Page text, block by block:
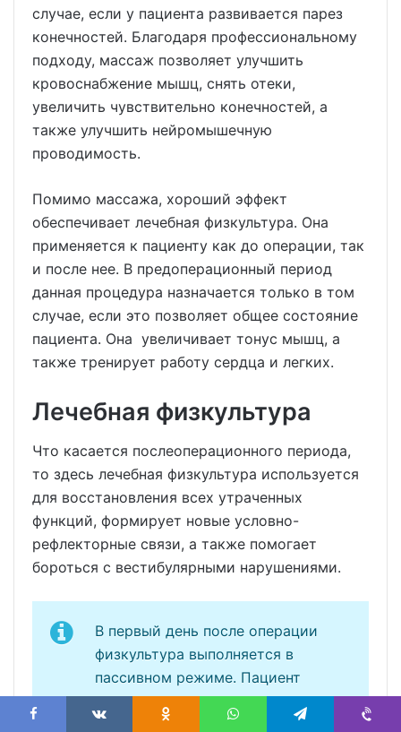
случае, если у пациента развивается парез
конечностей. Благодаря профессиональному
подходу, массаж позволяет улучшить
кровоснабжение мышц, снять отеки,
увеличить чувствительно конечностей, а
также улучшить нейромышечную
проводимость.
Помимо массажа, хороший эффект
обеспечивает лечебная физкультура. Она
применяется к пациенту как до операции, так
и после нее. В предоперационный период
данная процедура назначается только в том
случае, если это позволяет общее состояние
пациента. Она увеличивает тонус мышц, а
также тренирует работу сердца и легких.
Лечебная физкультура
Что касается послеоперационного периода,
то здесь лечебная физкультура используется
для восстановления всех утраченных
функций, формирует новые условно-
рефлекторные связи, а также помогает
бороться с вестибулярными нарушениями.
В первый день после операции
физкультура выполняется в
пассивном режиме. Пациент
проводит дыхательную
гимнастику, которая помогает